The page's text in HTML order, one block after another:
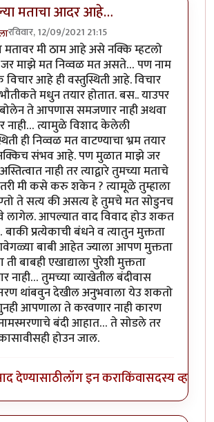
मताचा आदर आहे…
रविवार, 12/09/2021 21:15
toदुसरा विचार तात्पुरता दाबलाby
मतावर मी ठाम आहे असे नक्कि म्हटलो
जर माझे मत निव्वळ मत असते… पण नाम
विचार आहे ही वस्तुस्थिती आहे. विचार
मधुन तयार होतात. बस.. याउपर
ते आपणास समजणार नाही अथवा
नाही… त्यामुळे विशाद केलेली
ही निव्वळ मत वाटण्याचा भ्रम तयार
संभव आहे. पण मुळात माझे जर
नाही तर त्याद्वारे तुमच्या मताचे
मी कसे करु शकेन ? त्यामूळे तुम्हाला
ते सत्य की असत्य हे तुमचे मत सोडुनच
लागेल. आपल्यात वाद विवाद होउ शकत
बाकी प्रत्येकाची बंधने व त्यातुन मुक्तता
बाबी आहेत ज्याला आपण मुक्तता
ती बाबही एखाद्याला पुरेशी मुक्तता
नाही… तुमच्या व्याखेतील बंदीवास
थांबवुन देखील अनुभवाला येउ शकतो
आपणाला ते करवणार नाही कारण
बंदी आहात… ते सोडले तर
होउन जाल.
देण्यासाठीलॉग इन कराकिंवासदस्य व्हा